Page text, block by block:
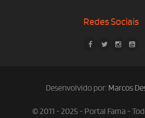
Redes Sociais
Desenvolvido por: Marcos
© 2011 - 2025 - Portal Fama -